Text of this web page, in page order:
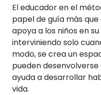
El educador en el
papel de guía más
apoya a los niños en
interviniendo solo
modo, se crea un
pueden
ayuda a desarrollar
vida.